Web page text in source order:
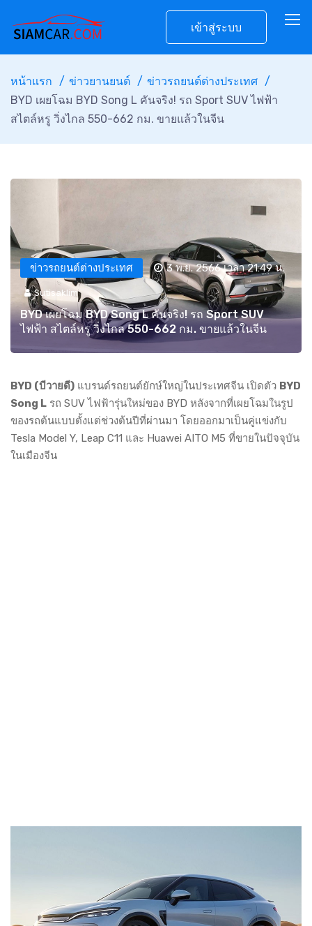
เข้าสู่ระบบ
หน้าแรก ข่าวยานยนต์
ข่าวรถยนต์ต่างประเทศ
BYD เผยโฉม BYD Song L คันจริง! รถ Sport SUV ไฟฟ้า
สไตล์หรู วิ่งไกล 550-662 กม. ขายแล้วในจีน
ข่าวรถยนต์ต่างประเทศ 3 พ.ย. 2566 เวลา 21:49 น.
Sutisaklim
BYD เผยโฉม BYD Song L คันจริง! รถ Sport SUV
ไฟฟ้า สไตล์หรู วิ่งไกล 550-662 กม. ขายแล้วในจีน
BYD (บีวายดี) แบรนด์รถยนต์ยักษ์ใหญ่ในประเทศจีน เปิดตัว BYD
Song L รถ SUV ไฟฟ้ารุ่นใหม่ของ BYD หลังจากที่เผยโฉมในรูป
ของรถต้นแบบตั้งแต่ช่วงต้นปีที่ผ่านมา โดยออกมาเป็นคู่แข่งกับ
Tesla Model Y, Leap C11 และ Huawei AITO M5 ที่ขายในปัจจุบัน
ในเมืองจีน